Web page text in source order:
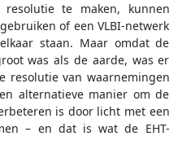
te maken, kunnen
of een VLBI-netwerk
staan. Maar omdat de
was als de aarde, was er
resolutie van waarnemingen
alternatieve manier om de
is door licht met een
– en dat is wat de EHT-